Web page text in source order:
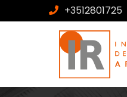
+3512801725